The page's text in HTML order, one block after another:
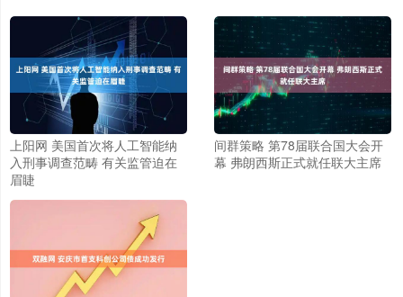
上阳网 美国首次将人工智能纳
入刑事调查范畴 有关监管迫在
眉睫
间群策略 第78届联合国大会开
幕 弗朗西斯正式就任联大主席